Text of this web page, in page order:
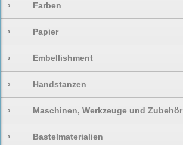
› Farben
› Papier
› Embellishment
› Handstanzen
› Maschinen, Werkzeuge und Zubehör
› Bastelmaterialien